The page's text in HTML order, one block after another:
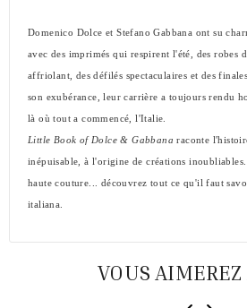
Domenico Dolce et Stefano Gabbana ont su
avec des imprimés qui respirent l'été, des robes
affriolant, des défilés spectaculaires et des
son exubérance, leur carrière a toujours rendu
là où tout a commencé, l'Italie.
Little Book of Dolce & Gabbanaraconte
inépuisable, à l'origine de créations inoubliables.
haute couture... découvrez tout ce qu'il faut
italiana.
VOUS AIMEREZ